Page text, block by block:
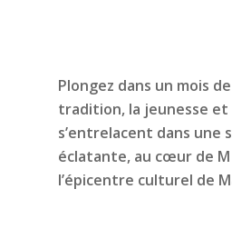
Plongez dans un mois
tradition, la jeunesse et
s’entrelacent dans une
éclatante, au cœur de
l’épicentre culturel de